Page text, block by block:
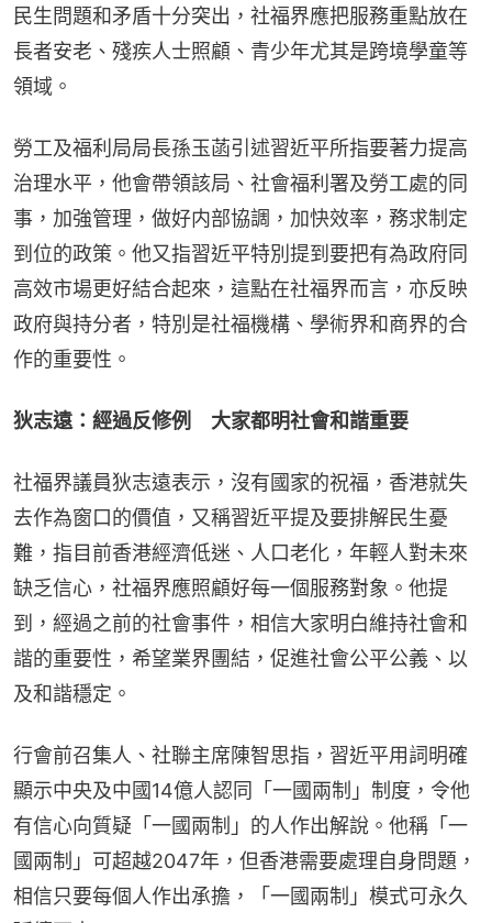
民生問題和矛盾十分突出，社福界應把服務重點放在
長者安老、殘疾人士照顧、青少年尤其是跨境學童等
領域。
勞工及福利局局長孫玉菡引述習近平所指要著力提高
治理水平，他會帶領該局、社會福利署及勞工處的同
事，加強管理，做好内部協調，加快效率，務求制定
到位的政策。他又指習近平特別提到要把有為政府同
高效市場更好結合起來，這點在社福界而言，亦反映
政府與持分者，特別是社福機構、學術界和商界的合
作的重要性。
狄志遠：經過反修例　大家都明社會和諧重要
社福界議員狄志遠表示，沒有國家的祝福，香港就失
去作為窗口的價值，又稱習近平提及要排解民生憂
難，指目前香港經濟低迷、人口老化，年輕人對未來
缺乏信心，社福界應照顧好每一個服務對象。他提
到，經過之前的社會事件，相信大家明白維持社會和
諧的重要性，希望業界團結，促進社會公平公義、以
及和諧穩定。
行會前召集人、社聯主席陳智思指，習近平用詞明確
顯示中央及中國14億人認同「一國兩制」制度，令他
有信心向質疑「一國兩制」的人作出解說。他稱「一
國兩制」可超越2047年，但香港需要處理自身問題，
相信只要每個人作出承擔，「一國兩制」模式可永久